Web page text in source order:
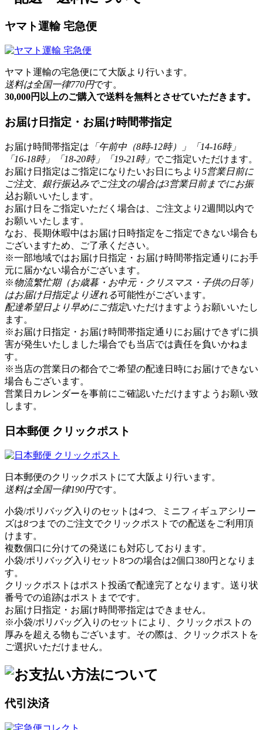
ヤマト運輸 宅急便
ヤマト運輸の宅急便にて大阪より行います。
送料は全国一律770円です。
30,000円以上のご購入で送料を無料とさせていただきます。
お届け日指定・お届け時間帯指定
お届け時間帯指定は 「午前中（8時-12時）」「14-16時」
「16-18時」「18-20時」「19-21時」 でご指定いただけます。
お届け日指定はご指定になりたいお日にちより 5営業日前に
ご注文、銀行振込みでご注文の場合は3営業日前までにお振
込お願いいたします。
お届け日をご指定いただく場合は、ご注文より2週間以内で
お願いいたします。
なお、長期休暇中はお届け日時指定をご指定できない場合も
ございますため、ご了承ください。
※一部地域ではお届け日指定・お届け時間帯指定通りにお手
元に届かない場合がございます。
※物流繁忙期（お歳暮・お中元・クリスマス・子供の日等）
はお届け日指定より遅れる可能性がございます。
配達希望日より早めにご指定いただけますようお願いいたし
ます。
※お届け日指定・お届け時間帯指定通りにお届けできずに損
害が発生いたしました場合でも当店では責任を負いかねま
す。
※当店の営業日の都合でご希望の配達日時にお届けできない
場合もございます。
営業日カレンダーを事前にご確認いただけますようお願い致
します。
日本郵便 クリックポスト
日本郵便のクリックポストにて大阪より行います。
送料は全国一律190円です。
小袋/ポリバッグ入りのセットは4つ 、ミニフィギュアシリー
ズは8つまでのご注文でクリックポストでの配送をご利用頂
けます。
複数個口に分けての発送にも対応しております。
小袋/ポリバッグ入りセット8つの場合は2個口380円となりま
す。
クリックポストはポスト投函で配達完了となります。送り状
番号での追跡はポストまでです。
お届け日指定・お届け時間帯指定はできません。
※小袋/ポリバッグ入りのセットにより、クリックポストの
厚みを超える物もございます。その際は、クリックポストを
ご選択いただけません。
代引決済